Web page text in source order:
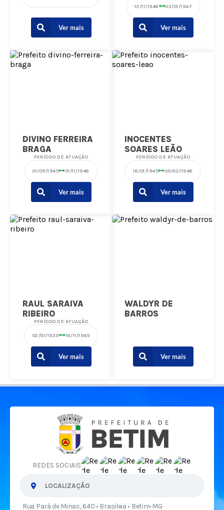
Ver mais
13/11/1946 03/01/1947
Ver mais
DIVINO FERREIRA
BRAGA
PERÍODO DE ATUAÇÃO
01/09/1945 01/11/1946
Ver mais
INOCENTES
SOARES LEÃO
PERÍODO DE ATUAÇÃO
16/01/1945 09/02/1946
Ver mais
RAUL SARAIVA
RIBEIRO
PERÍODO DE ATUAÇÃO
02/01/1939 16/11/1945
Ver mais
WALDYR DE
BARROS
Ver mais
REDES SOCIAIS
LOCALIZAÇÃO
Rua Pará de Minas, 640 • Brasileia • Betim-MG